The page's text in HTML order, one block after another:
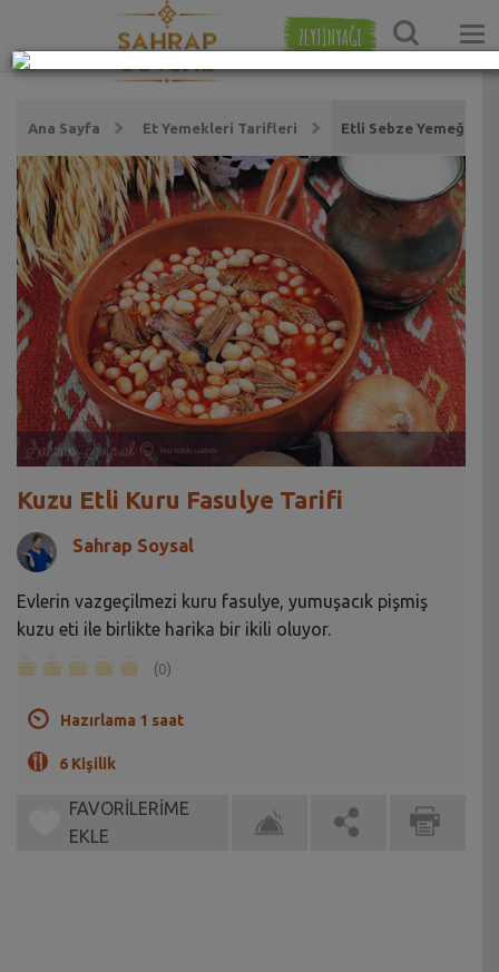
ZEYTİNYAĞI
Ana Sayfa Et Yemekleri Tarifleri Etli Sebze Yemeği
Kuzu Etli Kuru Fasulye Tarifi
Sahrap Soysal
Evlerin vazgeçilmezi kuru fasulye, yumuşacık pişmiş
kuzu eti ile birlikte harika bir ikili oluyor.
(0)
Hazırlama 1 saat
6 Kişilik
FAVORİLERİME
EKLE